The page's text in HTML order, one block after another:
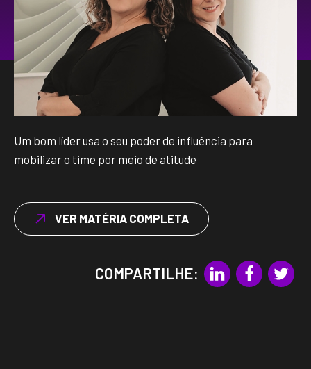
Um bom líder usa o seu poder de influência para
mobilizar o time por meio de atitude
VER MATÉRIA COMPLETA
COMPARTILHE: